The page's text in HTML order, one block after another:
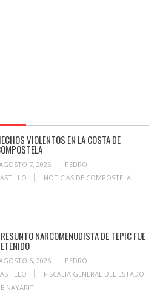
VIOLENTOS EN LA COSTA DE
7, 2026
PEDRO
NOTICIAS DE COMPOSTELA
NARCOMENUDISTA DE TEPIC FUE
6, 2026
PEDRO
FISCALIA GENERAL DEL ESTADO
NAYARIT